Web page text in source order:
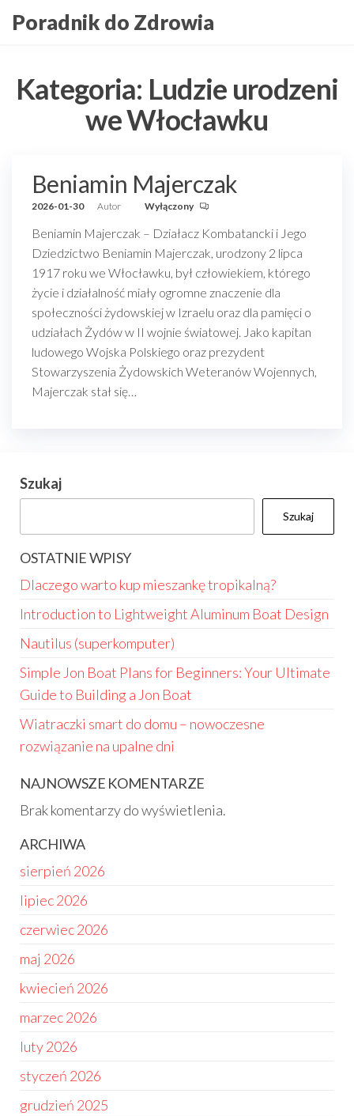
doPoradnik do Zdrowia
Kategoria: Ludzie urodzeni
we Włocławku
Beniamin Majerczak
2026-01-30 Autor Wyłączony
Beniamin Majerczak – Działacz Kombatancki i Jego
Dziedzictwo Beniamin Majerczak, urodzony 2 lipca
1917 roku we Włocławku, był człowiekiem, którego
życie i działalność miały ogromne znaczenie dla
społeczności żydowskiej w Izraelu oraz dla pamięci o
udziałach Żydów w II wojnie światowej. Jako kapitan
ludowego Wojska Polskiego oraz prezydent
Stowarzyszenia Żydowskich Weteranów Wojennych,
Majerczak stał się…
Szukaj
Szukaj
OSTATNIE WPISY
Dlaczego warto kup mieszankę tropikalną?
Introduction to Lightweight Aluminum Boat Design
Nautilus (superkomputer)
Simple Jon Boat Plans for Beginners: Your Ultimate
Guide to Building a Jon Boat
Wiatraczki smart do domu – nowoczesne
rozwiązanie na upalne dni
NAJNOWSZE KOMENTARZE
Brak komentarzy do wyświetlenia.
ARCHIWA
sierpień 2026
lipiec 2026
czerwiec 2026
maj 2026
kwiecień 2026
marzec 2026
luty 2026
styczeń 2026
grudzień 2025